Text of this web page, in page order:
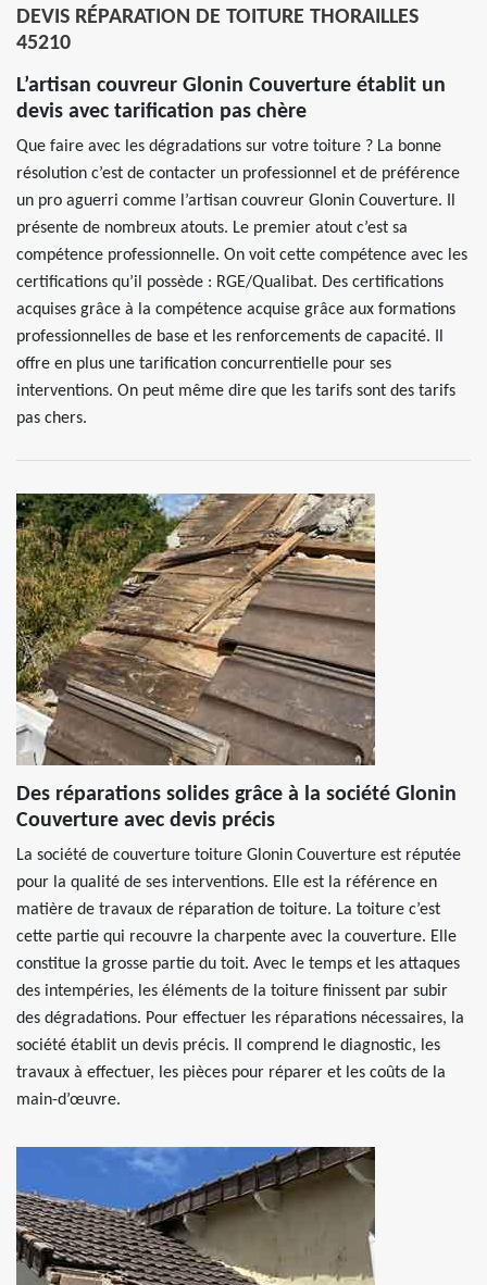
DEVIS RÉPARATION DE TOITURE THORAILLES
45210
L’artisan couvreur Glonin Couverture établit un
devis avec tarification pas chère
Que faire avec les dégradations sur votre toiture ? La bonne
résolution c’est de contacter un professionnel et de préférence
un pro aguerri comme l’artisan couvreur Glonin Couverture. Il
présente de nombreux atouts. Le premier atout c’est sa
compétence professionnelle. On voit cette compétence avec les
certifications qu’il possède : RGE/Qualibat. Des certifications
acquises grâce à la compétence acquise grâce aux formations
professionnelles de base et les renforcements de capacité. Il
offre en plus une tarification concurrentielle pour ses
interventions. On peut même dire que les tarifs sont des tarifs
pas chers.
Des réparations solides grâce à la société Glonin
Couverture avec devis précis
La société de couverture toiture Glonin Couverture est réputée
pour la qualité de ses interventions. Elle est la référence en
matière de travaux de réparation de toiture. La toiture c’est
cette partie qui recouvre la charpente avec la couverture. Elle
constitue la grosse partie du toit. Avec le temps et les attaques
des intempéries, les éléments de la toiture finissent par subir
des dégradations. Pour effectuer les réparations nécessaires, la
société établit un devis précis. Il comprend le diagnostic, les
travaux à effectuer, les pièces pour réparer et les coûts de la
main-d’œuvre.